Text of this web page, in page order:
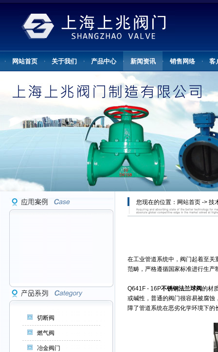
网站首页 关于我们 产品中心 新闻资讯 销售网络 客
切断阀
燃气阀
冶金阀门
您现在的位置： 网站首页 -> 技
在工业管道系统中，阀门起着至关
范畴，严格遵循国家标准进行生
Q641F - 16P不锈钢法兰球阀的材
或碱性，普通的阀门很容易被腐
障了管道系统在恶劣化学环境下的